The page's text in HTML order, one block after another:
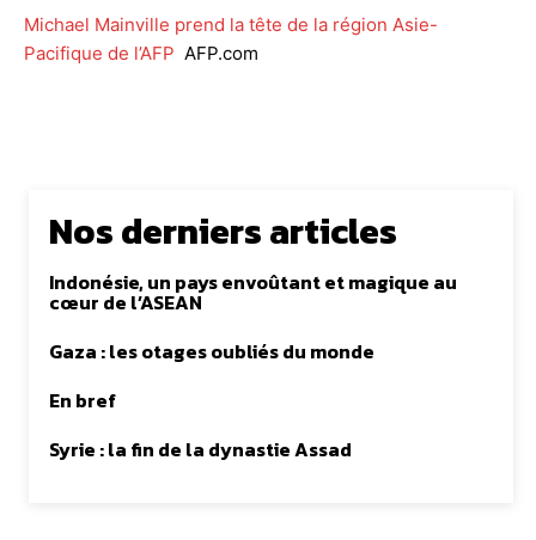
Michael Mainville prend la tête de la région Asie-
Pacifique de l’AFP AFP.com
Nos derniers articles
Indonésie, un pays envoûtant et magique au
cœur de l’ASEAN
Gaza : les otages oubliés du monde
En bref
Syrie : la fin de la dynastie Assad